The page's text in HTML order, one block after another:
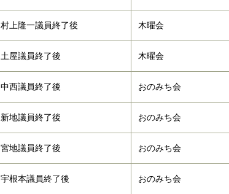
村上隆一議員終了後 木曜会
土屋議員終了後 木曜会
中西議員終了後 おのみち会
新地議員終了後 おのみち会
宮地議員終了後 おのみち会
宇根本議員終了後 おのみち会